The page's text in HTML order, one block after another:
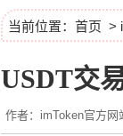
当前位置： 首页 >
USDT交
作者：imToken官方网